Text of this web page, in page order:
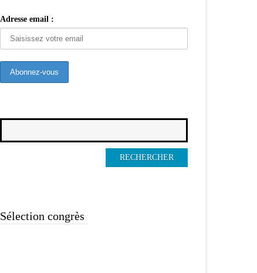
Adresse email :
Sélection congrès